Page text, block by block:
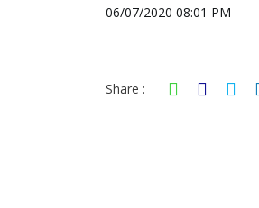
06/07/2020 08:01 PM
Share :